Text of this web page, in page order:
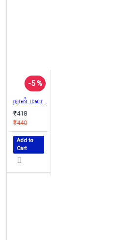
-5 %
நான் மலாலா(பெண் கல்விக்காகப் போராடி தாலிபானால் சுடப்பட்ட சிறுமியின் கதை)
₹418
₹440
Add to
Cart